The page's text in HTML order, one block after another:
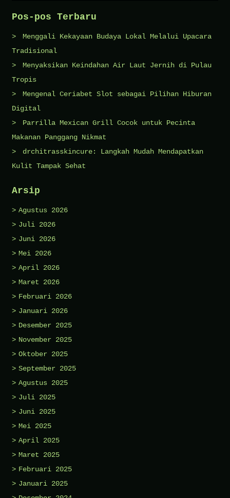
Pos-pos Terbaru
Menggali Kekayaan Budaya Lokal Melalui Upacara
Tradisional
Menyaksikan Keindahan Air Laut Jernih di Pulau
Tropis
Mengenal Ceriabet Slot sebagai Pilihan Hiburan
Digital
Parrilla Mexican Grill Cocok untuk Pecinta
Makanan Panggang Nikmat
drchitrasskincure: Langkah Mudah Mendapatkan
Kulit Tampak Sehat
Arsip
Agustus 2026
Juli 2026
Juni 2026
Mei 2026
April 2026
Maret 2026
Februari 2026
Januari 2026
Desember 2025
November 2025
Oktober 2025
September 2025
Agustus 2025
Juli 2025
Juni 2025
Mei 2025
April 2025
Maret 2025
Februari 2025
Januari 2025